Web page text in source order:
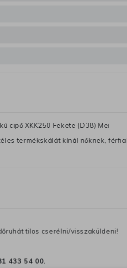
cipő XKK250 Fekete (D38) Mei
termékskálát kínál nőknek,
tilos cserélni/visszaküldeni!
433 54 00.